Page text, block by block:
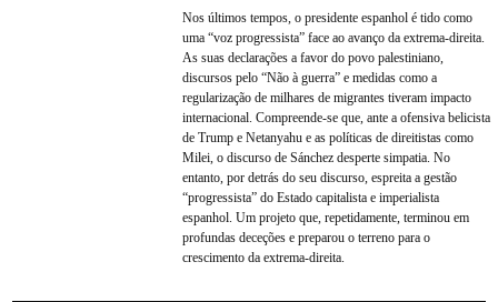
Nos últimos tempos, o presidente espanhol é tido como
uma “voz progressista” face ao avanço da extrema-direita.
As suas declarações a favor do povo palestiniano,
discursos pelo “Não à guerra” e medidas como a
regularização de milhares de migrantes tiveram impacto
internacional. Compreende-se que, ante a ofensiva belicista
de Trump e Netanyahu e as políticas de direitistas como
Milei, o discurso de Sánchez desperte simpatia. No
entanto, por detrás do seu discurso, espreita a gestão
“progressista” do Estado capitalista e imperialista
espanhol. Um projeto que, repetidamente, terminou em
profundas deceções e preparou o terreno para o
crescimento da extrema-direita.